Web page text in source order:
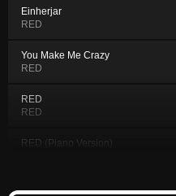
Einherjar
RED
You Make Me Crazy
RED
RED
RED
RED (Piano Version)